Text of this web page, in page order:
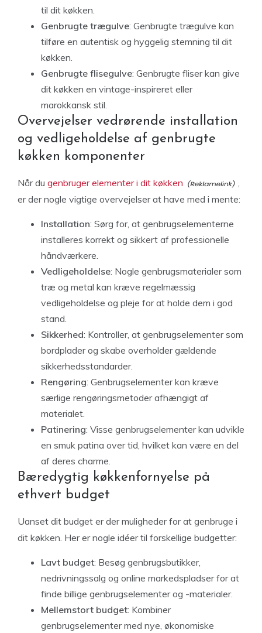
til dit køkken.
Genbrugte trægulve: Genbrugte trægulve kan
tilføre en autentisk og hyggelig stemning til dit
køkken.
Genbrugte flisegulve: Genbrugte fliser kan give
dit køkken en vintage-inspireret eller
marokkansk stil.
Overvejelser vedrørende installation
og vedligeholdelse af genbrugte
køkken komponenter
Når du genbruger elementer i dit køkken
,
er der nogle vigtige overvejelser at have med i mente:
Installation: Sørg for, at genbrugselementerne
installeres korrekt og sikkert af professionelle
håndværkere.
Vedligeholdelse: Nogle genbrugsmaterialer som
træ og metal kan kræve regelmæssig
vedligeholdelse og pleje for at holde dem i god
stand.
Sikkerhed: Kontroller, at genbrugselementer som
bordplader og skabe overholder gældende
sikkerhedsstandarder.
Rengøring: Genbrugselementer kan kræve
særlige rengøringsmetoder afhængigt af
materialet.
Patinering: Visse genbrugselementer kan udvikle
en smuk patina over tid, hvilket kan være en del
af deres charme.
Bæredygtig køkkenfornyelse på
ethvert budget
Uanset dit budget er der muligheder for at genbruge i
dit køkken. Her er nogle idéer til forskellige budgetter:
Lavt budget: Besøg genbrugsbutikker,
nedrivningssalg og online markedspladser for at
finde billige genbrugselementer og -materialer.
Mellemstort budget: Kombiner
genbrugselementer med nye, økonomiske